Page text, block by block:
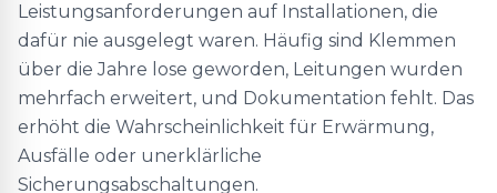
Leistungsanforderungen auf Installationen, die
dafür nie ausgelegt waren. Häufig sind Klemmen
über die Jahre lose geworden, Leitungen wurden
mehrfach erweitert, und Dokumentation fehlt. Das
erhöht die Wahrscheinlichkeit für Erwärmung,
Ausfälle oder unerklärliche
Sicherungsabschaltungen.